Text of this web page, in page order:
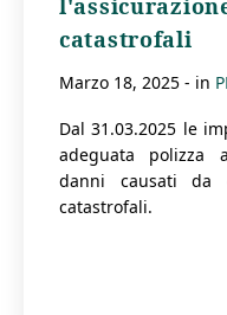
catastrofali
marzo 18, 2025 - in
Dal 31.03.2025 le
adeguata polizza
danni causati da
catastrofali.